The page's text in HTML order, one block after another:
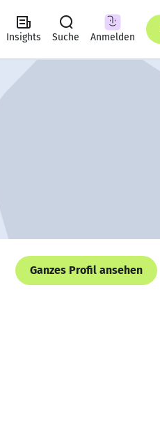
Insights Suche Anmelden
Ganzes Profil ansehen